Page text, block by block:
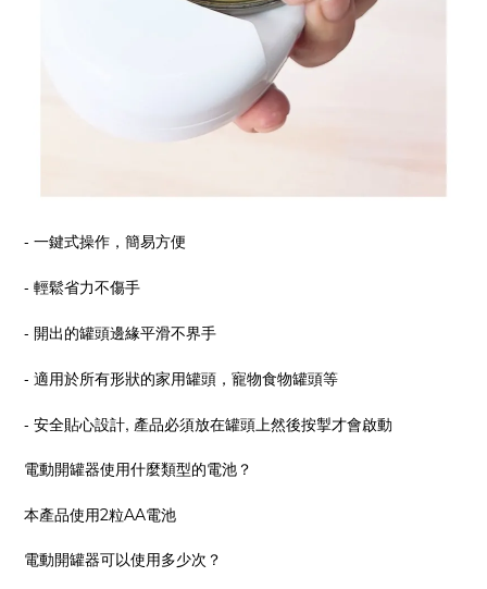
- 一鍵式操作，簡易方便
- 輕鬆省力不傷手
- 開出的罐頭邊緣平滑不界手
- 適用於所有形狀的家用罐頭，寵物食物罐頭等
- 安全貼心設計, 產品必須放在罐頭上然後按掣才會啟動
電動開罐器使用什麼類型的電池？
本產品使用2粒AA電池
電動開罐器可以使用多少次？